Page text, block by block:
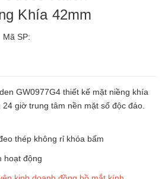
Khía 42mm
Mã SP:
GW0977G4 thiết kế mặt niềng khía
giờ trung tâm nền mặt số độc đáo.
thép không rỉ khóa bấm
hoạt động